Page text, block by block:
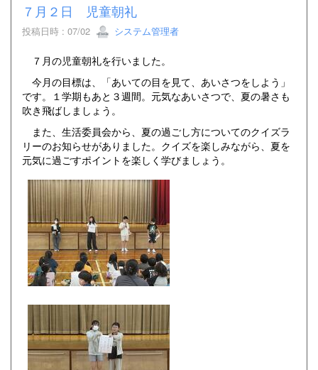
７月２日 児童朝礼
投稿日時 : 07/02 システム管理者
７月の児童朝礼を行いました。
今月の目標は、「あいての目を見て、あいさつをしよう」
です。１学期もあと３週間。元気なあいさつで、夏の暑さも
吹き飛ばしましょう。
また、生活委員会から、夏の過ごし方についてのクイズラ
リーのお知らせがありました。クイズを楽しみながら、夏を
元気に過ごすポイントを楽しく学びましょう。